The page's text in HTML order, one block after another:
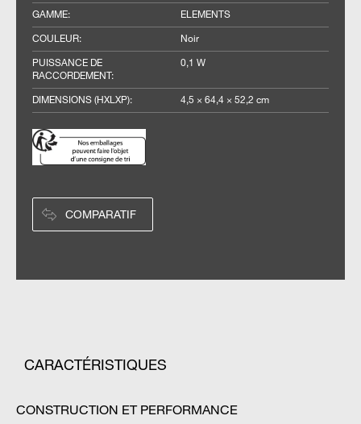
GAMME:
ELEMENTS
COULEUR:
Noir
PUISSANCE DE
RACCORDEMENT:
0,1 W
DIMENSIONS (HXLXP): 4,5 × 64,4 × 52,2 cm
COMPARATIF
CARACTÉRISTIQUES
CONSTRUCTION ET PERFORMANCE